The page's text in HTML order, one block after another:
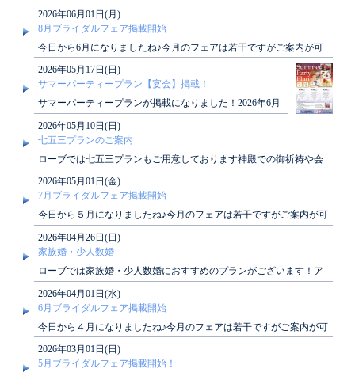
ットホームな結婚式がしたい方、必見です♪詳し..
2026年06月01日(月)
8月ブライダルフェア掲載開始
今日から6月になりましたね♪今月のフェアは若干ですがご案内が可
能でございます！8月のブライダルフェアカレ..
2026年05月17日(日)
サマーパーティープラン【宴会】掲載！
サマーパーティープランが掲載になりました！2026年6月
1日～8月31日の適応になります。ご宴会をご検討..
2026年05月10日(日)
七五三プランのご案内
ローブでは七五三プランもご用意しております神殿での御祈祷や会
食も可能でございますぜひご検討くださいませ★..
2026年05月01日(金)
7月ブライダルフェア掲載開始
今日から５月になりましたね♪今月のフェアは若干ですがご案内が可
能でございます！７月のブライダルフェアカレ..
2026年04月26日(日)
家族婚・少人数婚
ローブでは家族婚・少人数婚におすすめのプランがございます！ア
ットホームな結婚式がしたい方、必見です♪詳し..
2026年04月01日(水)
6月ブライダルフェア掲載開始
今日から４月になりましたね♪今月のフェアは若干ですがご案内が可
能でございます！６月のブライダルフェアカレ..
2026年03月01日(日)
5月ブライダルフェア掲載開始！